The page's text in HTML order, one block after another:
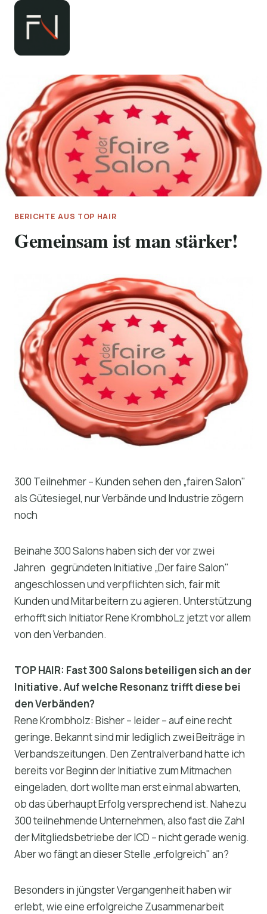
Zum
springen
BERICHTE AUS TOP HAIR
Gemeinsam ist man stärker!
300 Teilnehmer – Kunden sehen den „fairen Salon"
als Gütesiegel, nur Verbände und Industrie zögern
noch
Beinahe 300 Salons haben sich der vor zwei
Jahren gegründeten Initiative „Der faire Salon"
angeschlossen und verpflichten sich, fair mit
Kunden und Mitarbeitern zu agieren. Unterstützung
erhofft sich Initiator Rene KrombhoLz jetzt vor allem
von den Verbanden.
TOP HAIR: Fast 300 Salons beteiligen sich an der
Initiative. Auf welche Resonanz trifft diese bei
den Verbänden?
Rene Krombholz: Bisher – leider – auf eine recht
geringe. Bekannt sind mir lediglich zwei Beiträge in
Verbandszeitungen. Den Zentralverband hatte ich
bereits vor Beginn der Initiative zum Mitmachen
eingeladen, dort wollte man erst einmal abwarten,
ob das überhaupt Erfolg versprechend ist. Nahezu
300 teilnehmende Unternehmen, also fast die Zahl
der Mitgliedsbetriebe der ICD – nicht gerade wenig.
Aber wo fängt an dieser Stelle „erfolgreich" an?
Besonders in jüngster Vergangenheit haben wir
erlebt, wie eine erfolgreiche Zusammenarbeit